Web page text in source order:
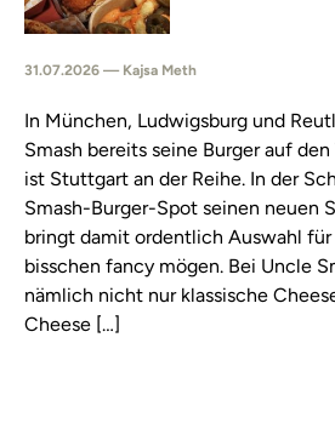
31.07.2026 — Kajsa Meth
In München, Ludwigsburg und
Smash bereits seine Burger auf
ist Stuttgart an der Reihe. In der
Smash-Burger-Spot seinen neuen
bringt damit ordentlich Auswahl für
bisschen fancy mögen. Bei Uncle
nämlich nicht nur klassische
Cheese […]